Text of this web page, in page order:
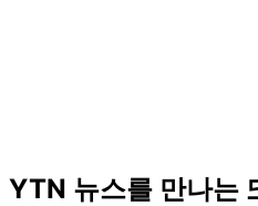
YTN 뉴스를 만나는